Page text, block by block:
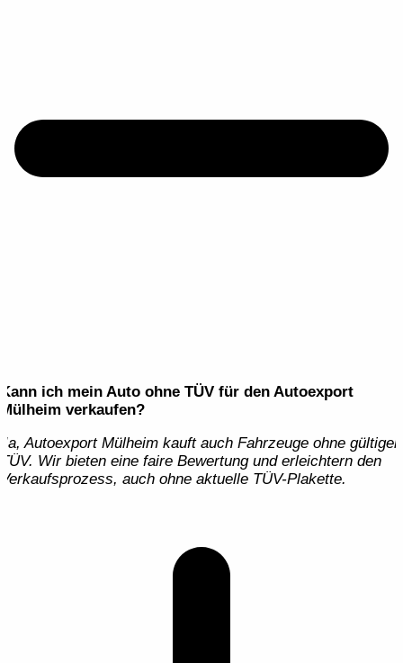
Kann ich mein Auto ohne TÜV für den Autoexport
Mülheim verkaufen?
Ja, Autoexport Mülheim kauft auch Fahrzeuge ohne gültigen
TÜV. Wir bieten eine faire Bewertung und erleichtern den
Verkaufsprozess, auch ohne aktuelle TÜV-Plakette.